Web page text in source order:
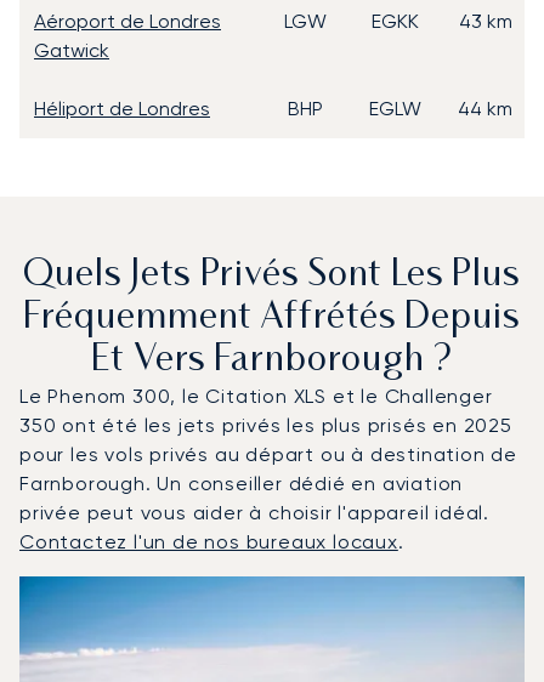
Aéroport de Londres
Gatwick
LGW EGKK 43 km
Héliport de Londres BHP EGLW 44 km
Quels Jets Privés Sont Les Plus
Fréquemment Affrétés Depuis
Et Vers Farnborough ?
Le Phenom 300, le Citation XLS et le Challenger
350 ont été les jets privés les plus prisés en 2025
pour les vols privés au départ ou à destination de
Farnborough. Un conseiller dédié en aviation
privée peut vous aider à choisir l'appareil idéal.
Contactez l'un de nos bureaux locaux.
Photo de l'aéronefModèle d'aéronef
Vitesse (km/h)
Vitesse (nœuds)
Autonomie (NM)